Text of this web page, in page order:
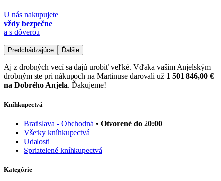
U nás nakupujete
vždy bezpečne
a s dôverou
Predchádzajúce Ďalšie
Aj z drobných vecí sa dajú urobiť veľké. Vďaka vašim Anjelským
drobným ste pri nákupoch na Martinuse darovali už 1 501 846,00 €
na Dobrého Anjela. Ďakujeme!
Kníhkupectvá
Bratislava - Obchodná • Otvorené do 20:00
Všetky kníhkupectvá
Udalosti
Spriatelené kníhkupectvá
Kategórie